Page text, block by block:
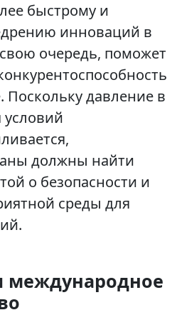
быстрому и
инноваций в
очередь, поможет
давление в
условий
должны найти
о безопасности и
среды для
международное